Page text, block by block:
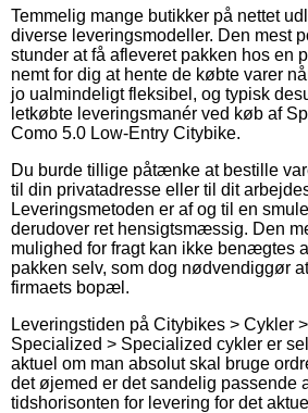
Temmelig mange butikker på nettet
diverse leveringsmodeller. Den mest
stunder at få afleveret pakken hos en
nemt for dig at hente de købte varer
jo ualmindeligt fleksibel, og typisk
letkøbte leveringsmanér ved køb af
Como 5.0 Low-Entry Citybike.
Du burde tillige påtænke at bestille
til din privatadresse eller til dit
Leveringsmetoden er af og til en
derudover ret hensigtsmæssig. Den
mulighed for fragt kan ikke benægtes
pakken selv, som dog nødvendiggør
firmaets bopæl.
Leveringstiden på Citybikes > Cykler
Specialized > Specialized cykler er
aktuel om man absolut skal bruge
det øjemed er det sandelig passende
tidshorisonten for levering for det